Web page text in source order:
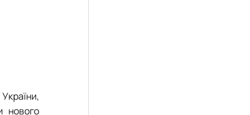
нового